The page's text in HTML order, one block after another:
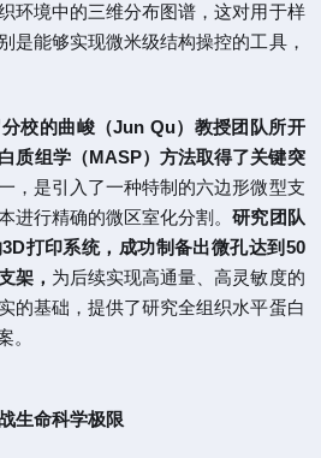
环境中的三维分布图谱，这对用于样
是能够实现微米级结构操控的工具，
校的曲峻（Jun Qu）教授团队所开
质组学（MASP）方法取得了关键突
，是引入了一种特制的六边形微型支
进行精确的微区室化分割。研究团队
打印系统，成功制备出微孔达到50
架， 为后续实现高通量、高灵敏度的
的基础，提供了研究全组织水平蛋白
。
生命科学极限